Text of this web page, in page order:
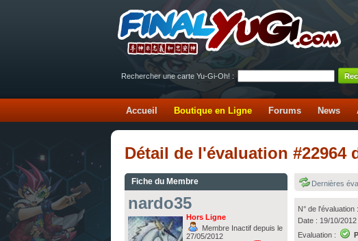
Rechercher une carte Yu-Gi-Oh! :
Accueil Boutique en Ligne Forums News
Détail de l'évaluation #22964
Fiche du Membre
nardo35
Hors Ligne
Membre Inactif depuis le
27/05/2012
Dernières
N° de l'évaluation
Date : 19/10/
Evaluation :